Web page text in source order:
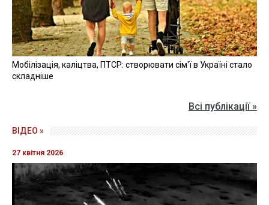
Мобілізація, каліцтва, ПТСР: створювати сім'ї в Україні стало
складніше
Всі публікації »
ВІДЕО »
27 квітня 2026